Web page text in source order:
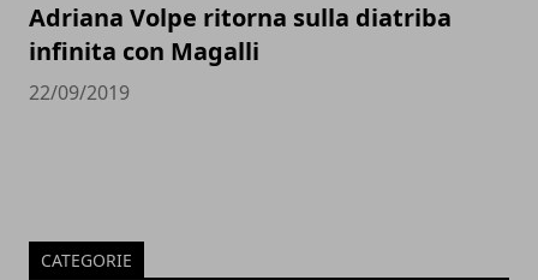
Adriana Volpe ritorna sulla diatriba
infinita con Magalli
22/09/2019
CATEGORIE